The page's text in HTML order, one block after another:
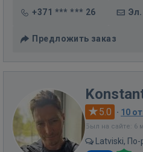
+371 *** *** 26 Эл.
Предложить заказ
5.0 · 10
Был на сайте: 6
Latviski, По-